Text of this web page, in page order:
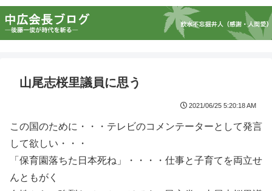
山尾志桜里議員に思う
2021/06/25 5:20:18 AM
この国のために・・・テレビのコメンテーターとして発言
して欲しい・・・
「保育園落ちた日本死ね」・・・・仕事と子育てを両立せ
んともがく